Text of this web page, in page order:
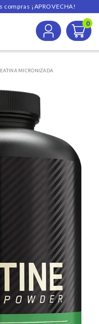
compras ¡APROVECHA!
0
MICRONIZADA